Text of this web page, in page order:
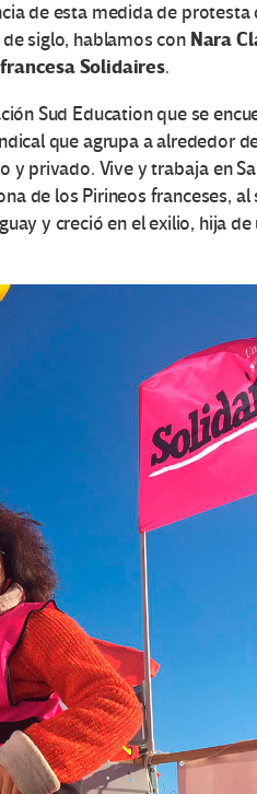
de esta medida de protesta
siglo, hablamos con Nara
Solidaires.
Sud Education que se
que agrupa a alrededor
privado. Vive y trabaja en
de los Pirineos franceses, al
y creció en el exilio, hija